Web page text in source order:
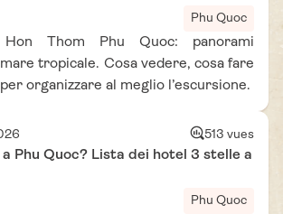
Phu Quoc
Thom Phu Quoc: panorami
tropicale. Cosa vedere, cosa fare
organizzare al meglio l’escursione.
513 vues
Phu Quoc? Lista dei hotel 3 stelle a
Phu Quoc